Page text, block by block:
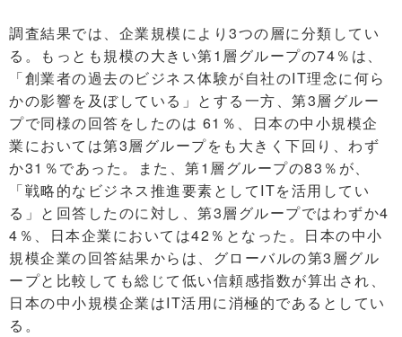
調査結果では、企業規模により3つの層に分類してい
る。もっとも規模の大きい第1層グループの74％は、
「創業者の過去のビジネス体験が自社のIT理念に何ら
かの影響を及ぼしている」とする一方、第3層グルー
プで同様の回答をしたのは 61％、日本の中小規模企
業においては第3層グループをも大きく下回り、わず
か31％であった。また、第1層グループの83％が、
「戦略的なビジネス推進要素としてITを活用してい
る」と回答したのに対し、第3層グループではわずか4
4％、日本企業においては42％となった。日本の中小
規模企業の回答結果からは、グローバルの第3層グル
ープと比較しても総じて低い信頼感指数が算出され、
日本の中小規模企業はIT活用に消極的であるとしてい
る。